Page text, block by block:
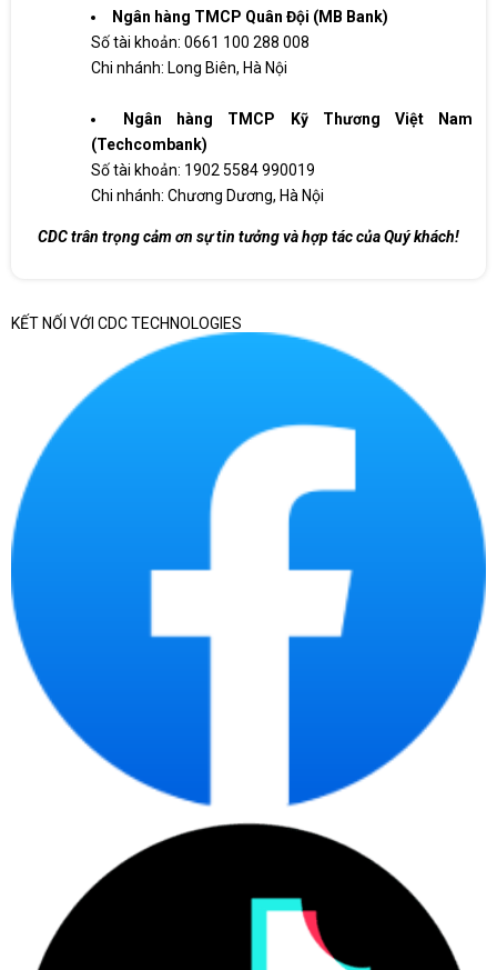
Ngân hàng TMCP Quân Đội (MB Bank)
Số tài khoản: 0661 100 288 008
Chi nhánh: Long Biên, Hà Nội
Ngân hàng TMCP Kỹ Thương Việt Nam
(Techcombank)
Số tài khoản: 1902 5584 990019
Chi nhánh: Chương Dương, Hà Nội
CDC trân trọng cảm ơn sự tin tưởng và hợp tác của Quý khách!
KẾT NỐI VỚI CDC TECHNOLOGIES